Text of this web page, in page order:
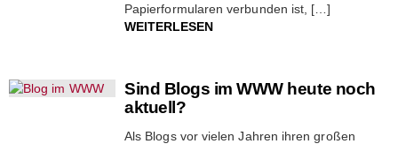
Papierformularen verbunden ist, […]
WEITERLESEN
Sind Blogs im WWW heute noch
aktuell?
Als Blogs vor vielen Jahren ihren großen